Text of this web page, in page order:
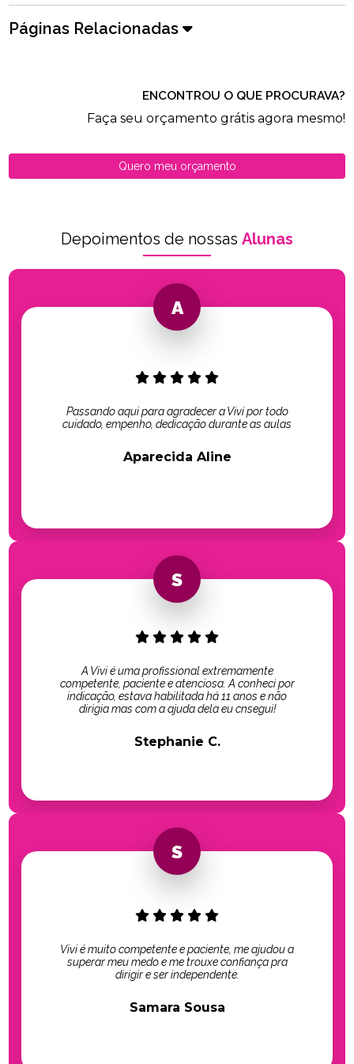
Páginas Relacionadas
ENCONTROU O QUE PROCURAVA?
Faça seu orçamento grátis agora mesmo!
Quero meu orçamento
Depoimentos de nossas Alunas
Passando aqui para agradecer a Vivi por todo
cuidado, empenho, dedicação durante as aulas
Aparecida Aline
A Vivi é uma profissional extremamente
competente, paciente e atenciosa. A conheci por
indicação, estava habilitada há 11 anos e não
dirigia mas com a ajuda dela eu cnsegui!
Stephanie C.
Vivi é muito competente e paciente, me ajudou a
superar meu medo e me trouxe confiança pra
dirigir e ser independente.
Samara Sousa